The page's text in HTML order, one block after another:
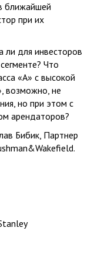
ближайшей
при их
ли для инвесторов
Что
«А» с высокой
возможно, не
но при этом с
арендаторов?
Бибик, Партнер